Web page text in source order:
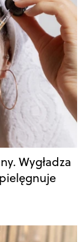
Wygładza